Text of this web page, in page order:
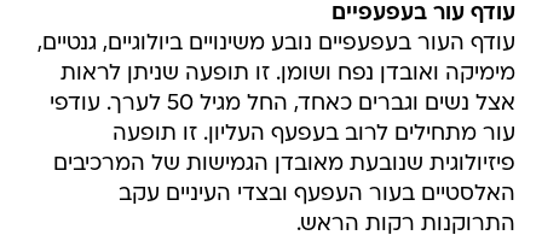
עודף עור בעפעפיים
עודף העור בעפעפיים נובע משינויים ביולוגיים, גנטיים,
מימיקה ואובדן נפח ושומן. זו תופעה שניתן לראות
אצל נשים וגברים כאחד, החל מגיל 50 לערך. עודפי
עור מתחילים לרוב בעפעף העליון. זו תופעה
פיזיולוגית שנובעת מאובדן הגמישות של המרכיבים
האלסטיים בעור העפעף ובצדי העיניים עקב
התרוקנות רקות הראש.